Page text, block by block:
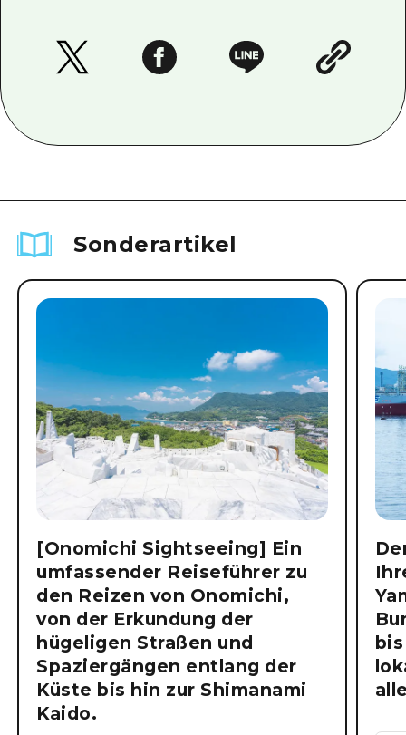
Sonderartikel
[Onomichi Sightseeing] Ein
umfassender Reiseführer zu
den Reizen von Onomichi,
von der Erkundung der
hügeligen Straßen und
Spaziergängen entlang der
Küste bis hin zur Shimanami
Kaido.